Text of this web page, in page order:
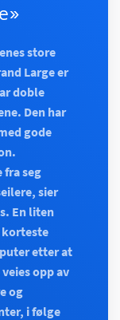
store
Large er
doble
Den har
gode
fra seg
sier
En liten
korteste
etter at
opp av
og
i følge